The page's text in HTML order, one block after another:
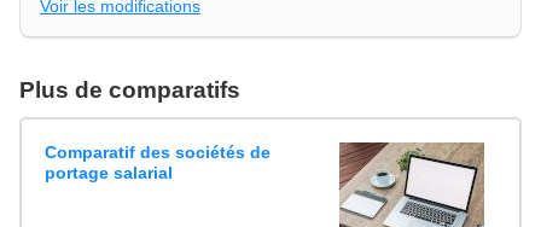
Voir les modifications
Plus de comparatifs
Comparatif des sociétés de
portage salarial